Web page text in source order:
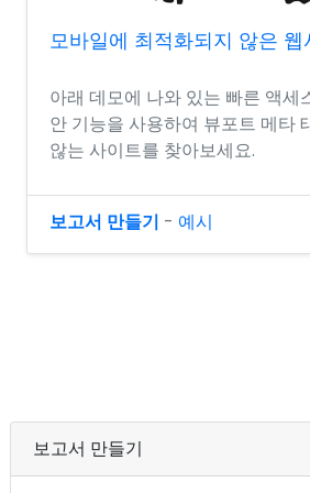
모바일에 최적화되지 않은 웹
아래 데모에 나와 있는 빠른 액세
안 기능을 사용하여 뷰포트 메타
않는 사이트를 찾아보세요.
보고서 만들기 - 예시
보고서 만들기